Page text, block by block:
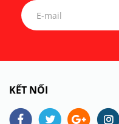
KẾT NỐI